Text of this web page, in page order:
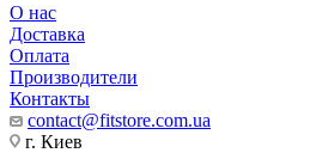
О нас
Доставка
Оплата
Производители
Контакты
contact@fitstore.com.ua
г. Киев